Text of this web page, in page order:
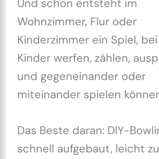
Und schon entsteht im
Wohnzimmer, Flur oder
Kinderzimmer ein Spiel,
Kinder werfen, zählen,
und gegeneinander oder
miteinander spielen
Das Beste daran: DIY-
schnell aufgebaut, leicht zu